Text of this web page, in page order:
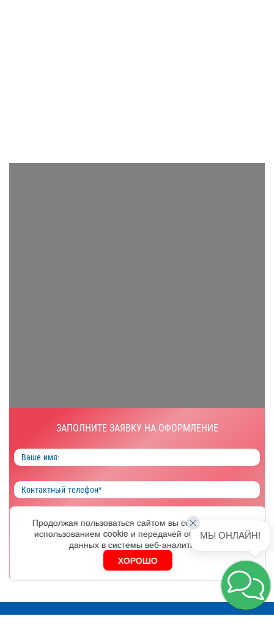
ЗАПОЛНИТЕ ЗАЯВКУ НА ОФОРМЛЕНИЕ
ОФОРМИТЬ
Я согласен на обработкуперсональных данных
Продолжая пользоваться сайтом вы соглашаетесь с
использованием cookie и передачей обезличенных
данных в системы веб-аналитики.
ХОРОШО
МЫ ОНЛАЙН!